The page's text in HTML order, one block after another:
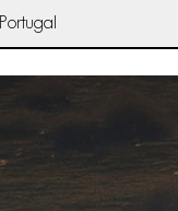
Portugal